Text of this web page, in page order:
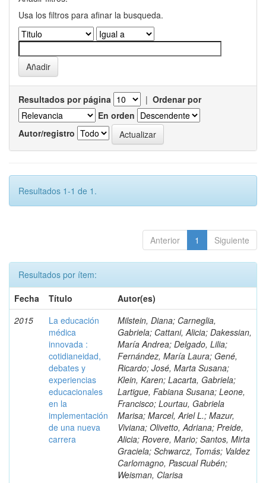
Usa los filtros para afinar la busqueda.
Resultados por página | Ordenar por
En orden
Autor/registro
Resultados 1-1 de 1.
Anterior 1 Siguiente
Resultados por ítem:
Fecha
Título
Autor(es)
2015
La educación
médica
innovada :
cotidianeidad,
debates y
experiencias
educacionales
en la
implementación
de una nueva
carrera
Milstein, Diana; Carneglia,
Gabriela; Cattani, Alicia; Dakessian,
María Andrea; Delgado, Lilia;
Fernández, María Laura; Gené,
Ricardo; José, Marta Susana;
Klein, Karen; Lacarta, Gabriela;
Lartigue, Fabiana Susana; Leone,
Francisco; Lourtau, Gabriela
Marisa; Marcel, Ariel L.; Mazur,
Viviana; Olivetto, Adriana; Preide,
Alicia; Rovere, Mario; Santos, Mirta
Graciela; Schwarcz, Tomás; Valdez
Carlomagno, Pascual Rubén;
Weisman, Clarisa